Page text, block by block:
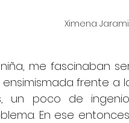
Ximena
me fascinaban
frente a
un poco de
En ese